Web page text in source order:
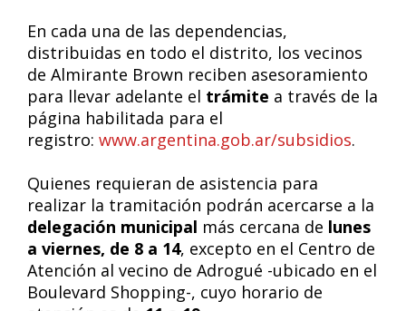
En cada una de las dependencias,
distribuidas en todo el distrito, los vecinos
de Almirante Brown reciben asesoramiento
para llevar adelante el trámite a través de la
página habilitada para el
registro: www.argentina.gob.ar/subsidios.
Quienes requieran de asistencia para
realizar la tramitación podrán acercarse a la
delegación municipal más cercana de lunes
a viernes, de 8 a 14, excepto en el Centro de
Atención al vecino de Adrogué -ubicado en el
Boulevard Shopping-, cuyo horario de